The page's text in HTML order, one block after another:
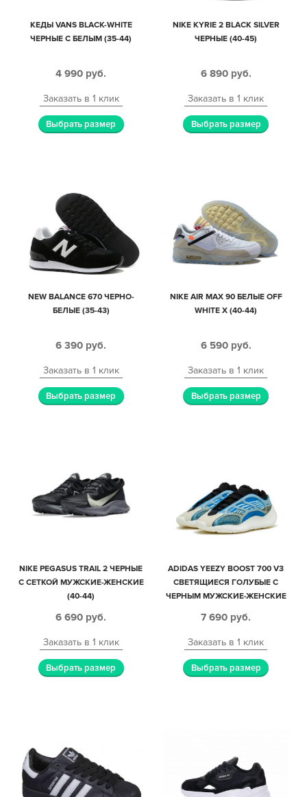
КЕДЫ VANS BLACK-WHITE
ЧЕРНЫЕ С БЕЛЫМ (35-44)
4 990 руб.
Заказать в 1 клик
Выбрать размер
NIKE KYRIE 2 BLACK SILVER
ЧЕРНЫЕ (40-45)
6 890 руб.
Заказать в 1 клик
Выбрать размер
NEW BALANCE 670 ЧЕРНО-
БЕЛЫЕ (35-43)
6 390 руб.
Заказать в 1 клик
Выбрать размер
NIKE AIR MAX 90 БЕЛЫЕ OFF
WHITE X (40-44)
6 590 руб.
Заказать в 1 клик
Выбрать размер
NIKE PEGASUS TRAIL 2 ЧЕРНЫЕ
С СЕТКОЙ МУЖСКИЕ-ЖЕНСКИЕ
(40-44)
6 690 руб.
Заказать в 1 клик
Выбрать размер
ADIDAS YEEZY BOOST 700 V3
СВЕТЯЩИЕСЯ ГОЛУБЫЕ С
ЧЕРНЫМ МУЖСКИЕ-ЖЕНСКИЕ
7 690 руб.
Заказать в 1 клик
Выбрать размер